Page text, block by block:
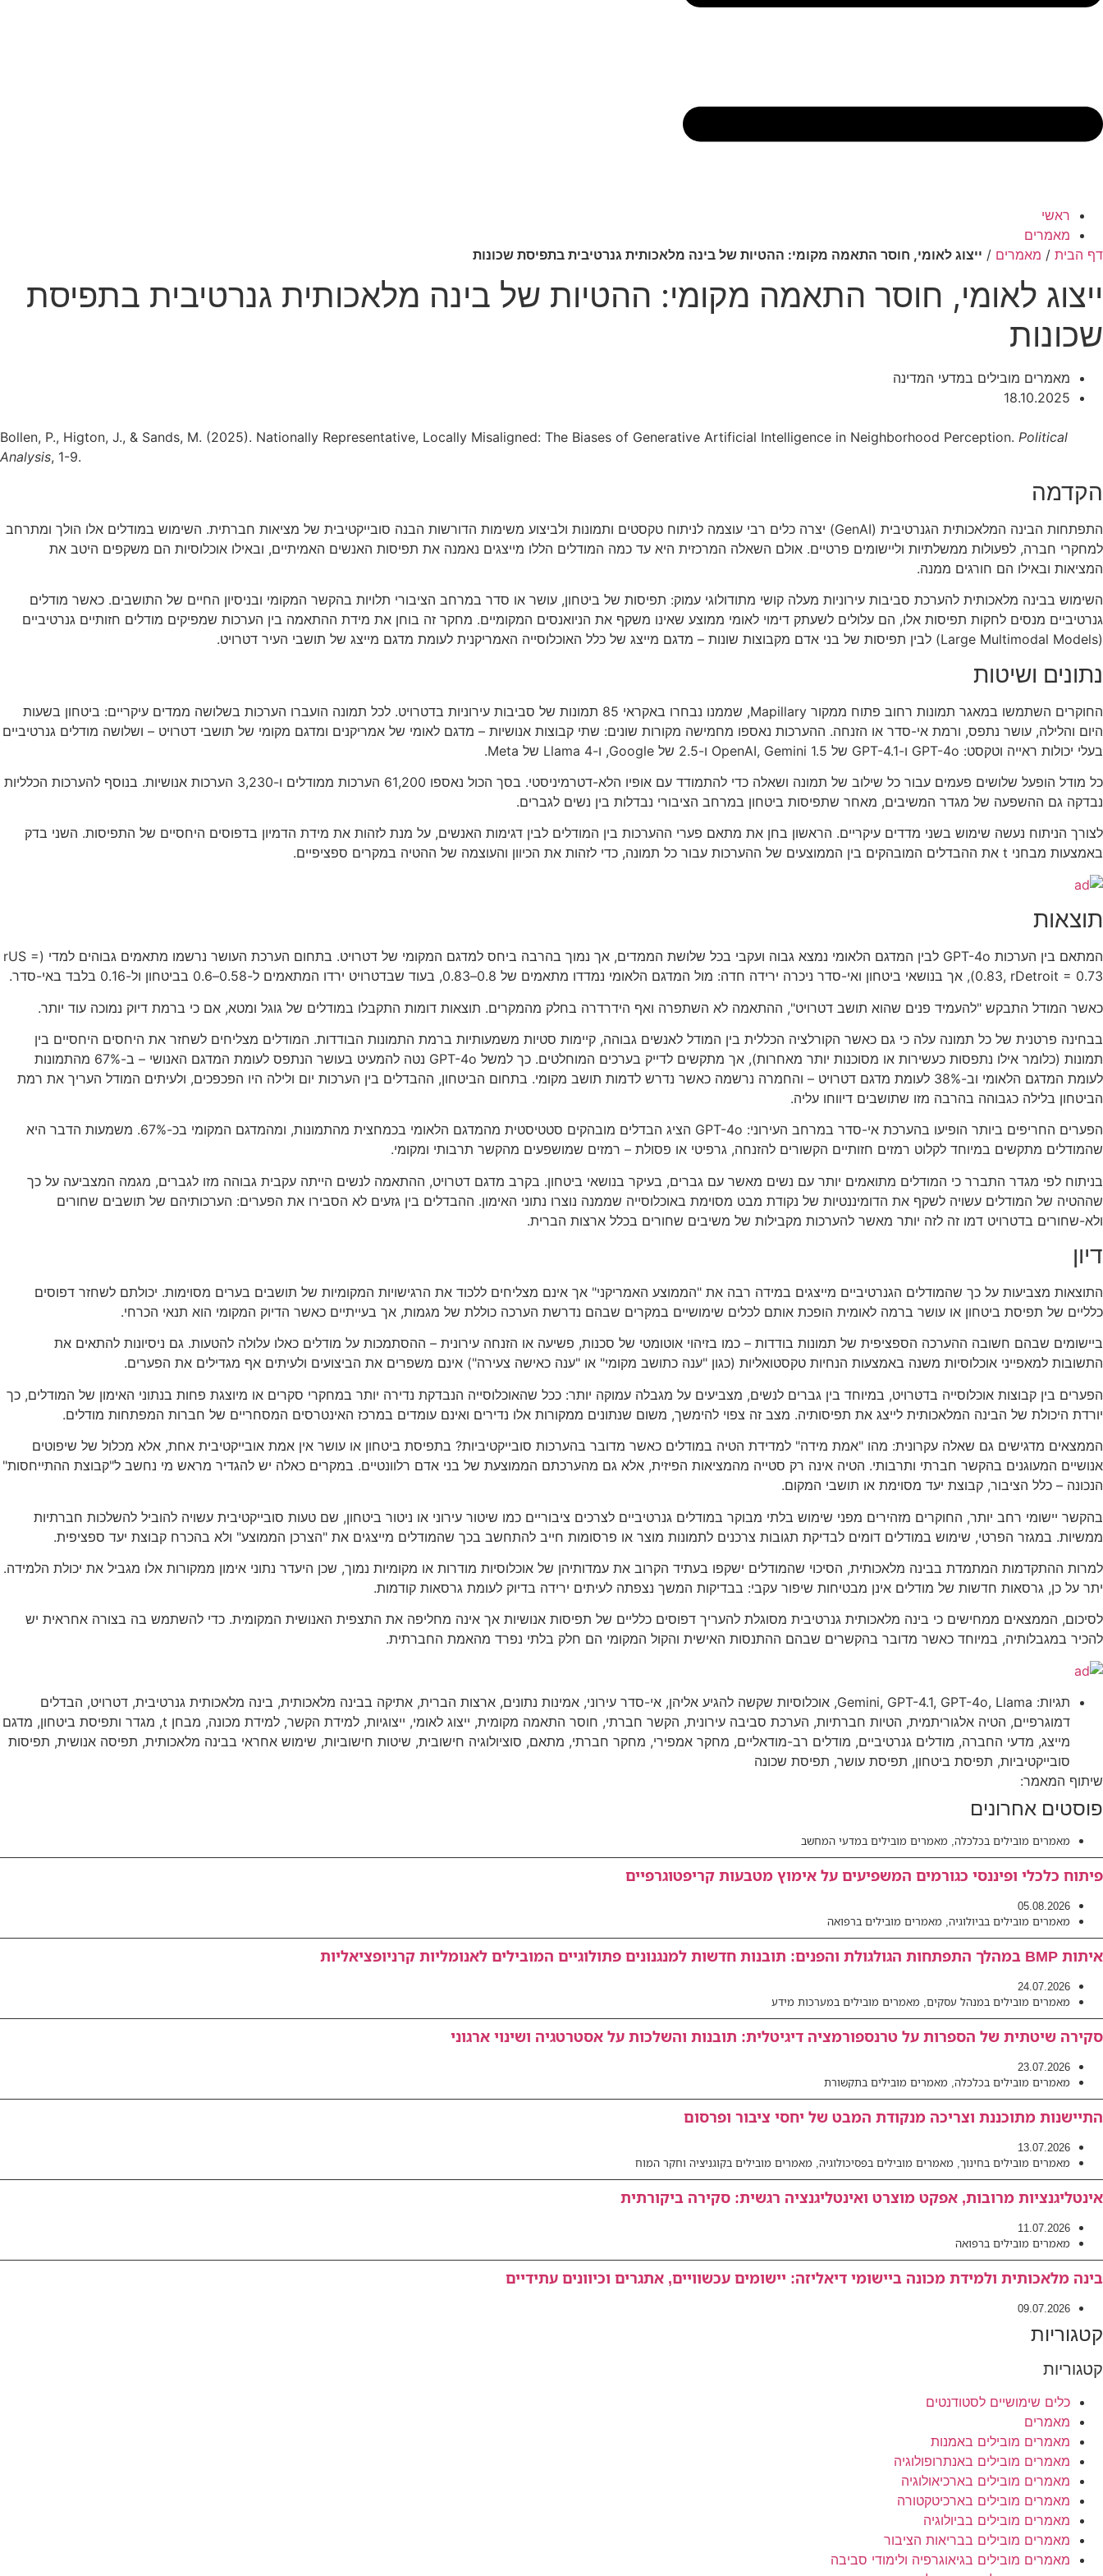
ראשי
מאמרים
דף הבית / מאמרים / ייצוג לאומי, חוסר התאמה מקומי: ההטיות של בינה מלאכותית גנרטיבית בתפיסת שכונות
ייצוג לאומי, חוסר התאמה מקומי: ההטיות של בינה מלאכותית גנרטיבית בתפיסת
שכונות
מאמרים מובילים במדעי המדינה
18.10.2025
Bollen, P., Higton, J., & Sands, M. (2025). Nationally Representative, Locally Misaligned: The Biases of Generative Artificial Intelligence in Neighborhood Perception. Political
Analysis, 1-9.
הקדמה
התפתחות הבינה המלאכותית הגנרטיבית (GenAI) יצרה כלים רבי עוצמה לניתוח טקסטים ותמונות ולביצוע משימות הדורשות הבנה סובייקטיבית של מציאות חברתית. השימוש במודלים אלו הולך ומתרחב
למחקרי חברה, לפעולות ממשלתיות וליישומים פרטיים. אולם השאלה המרכזית היא עד כמה המודלים הללו מייצגים נאמנה את תפיסות האנשים האמיתיים, ובאילו אוכלוסיות הם משקפים היטב את
המציאות ובאילו הם חורגים ממנה.
השימוש בבינה מלאכותית להערכת סביבות עירוניות מעלה קושי מתודולוגי עמוק: תפיסות של ביטחון, עושר או סדר במרחב הציבורי תלויות בהקשר המקומי ובניסיון החיים של התושבים. כאשר מודלים
גנרטיביים מנסים לחקות תפיסות אלו, הם עלולים לשעתק דימוי לאומי ממוצע שאינו משקף את הניואנסים המקומיים. מחקר זה בוחן את מידת ההתאמה בין הערכות שמפיקים מודלים חזותיים גנרטיביים
(Large Multimodal Models) לבין תפיסות של בני אדם מקבוצות שונות – מדגם מייצג של כלל האוכלוסייה האמריקנית לעומת מדגם מייצג של תושבי העיר דטרויט.
נתונים ושיטות
החוקרים השתמשו במאגר תמונות רחוב פתוח ממקור Mapillary, שממנו נבחרו באקראי 85 תמונות של סביבות עירוניות בדטרויט. לכל תמונה הועברו הערכות בשלושה ממדים עיקריים: ביטחון בשעות
היום והלילה, עושר נתפס, ורמת אי-סדר או הזנחה. ההערכות נאספו מחמישה מקורות שונים: שתי קבוצות אנושיות – מדגם לאומי של אמריקנים ומדגם מקומי של תושבי דטרויט – ושלושה מודלים גנרטיביים
בעלי יכולות ראייה וטקסט: GPT-4o ו-GPT-4.1 של OpenAI, Gemini 1.5 ו-2.5 של Google, ו-Llama 4 של Meta.
כל מודל הופעל שלושים פעמים עבור כל שילוב של תמונה ושאלה כדי להתמודד עם אופיו הלא-דטרמיניסטי. בסך הכול נאספו 61,200 הערכות ממודלים ו-3,230 הערכות אנושיות. בנוסף להערכות הכלליות
נבדקה גם ההשפעה של מגדר המשיבים, מאחר שתפיסות ביטחון במרחב הציבורי נבדלות בין נשים לגברים.
לצורך הניתוח נעשה שימוש בשני מדדים עיקריים. הראשון בחן את מתאם פערי ההערכות בין המודלים לבין דגימות האנשים, על מנת לזהות את מידת הדמיון בדפוסים היחסיים של התפיסות. השני בדק
באמצעות מבחני t את ההבדלים המובהקים בין הממוצעים של ההערכות עבור כל תמונה, כדי לזהות את הכיוון והעוצמה של ההטיה במקרים ספציפיים.
תוצאות
המתאם בין הערכות GPT-4o לבין המדגם הלאומי נמצא גבוה ועקבי בכל שלושת הממדים, אך נמוך בהרבה ביחס למדגם המקומי של דטרויט. בתחום הערכת העושר נרשמו מתאמים גבוהים למדי (rUS =
0.83, rDetroit = 0.73), אך בנושאי ביטחון ואי-סדר ניכרה ירידה חדה: מול המדגם הלאומי נמדדו מתאמים של 0.8–0.83, בעוד שבדטרויט ירדו המתאמים ל-0.58–0.6 בביטחון ול-0.16 בלבד באי-סדר.
כאשר המודל התבקש "להעמיד פנים שהוא תושב דטרויט", ההתאמה לא השתפרה ואף הידרדרה בחלק מהמקרים. תוצאות דומות התקבלו במודלים של גוגל ומטא, אם כי ברמת דיוק נמוכה עוד יותר.
בבחינה פרטנית של כל תמונה עלה כי גם כאשר הקורלציה הכללית בין המודל לאנשים גבוהה, קיימות סטיות משמעותיות ברמת התמונות הבודדות. המודלים מצליחים לשחזר את היחסים היחסיים בין
תמונות (כלומר אילו נתפסות כעשירות או מסוכנות יותר מאחרות), אך מתקשים לדייק בערכים המוחלטים. כך למשל GPT-4o נטה להמעיט בעושר הנתפס לעומת המדגם האנושי – ב-67% מהתמונות
לעומת המדגם הלאומי וב-38% לעומת מדגם דטרויט – והחמרה נרשמה כאשר נדרש לדמות תושב מקומי. בתחום הביטחון, ההבדלים בין הערכות יום ולילה היו הפכפכים, ולעיתים המודל העריך את רמת
הביטחון בלילה כגבוהה בהרבה מזו שתושבים דיווחו עליה.
הפערים החריפים ביותר הופיעו בהערכת אי-סדר במרחב העירוני: GPT-4o הציג הבדלים מובהקים סטטיסטית מהמדגם הלאומי בכמחצית מהתמונות, ומהמדגם המקומי בכ-67%. משמעות הדבר היא
שהמודלים מתקשים במיוחד לקלוט רמזים חזותיים הקשורים להזנחה, גרפיטי או פסולת – רמזים שמושפעים מהקשר תרבותי ומקומי.
בניתוח לפי מגדר התברר כי המודלים מתואמים יותר עם נשים מאשר עם גברים, בעיקר בנושאי ביטחון. בקרב מדגם דטרויט, ההתאמה לנשים הייתה עקבית גבוהה מזו לגברים, מגמה המצביעה על כך
שההטיה של המודלים עשויה לשקף את הדומיננטיות של נקודת מבט מסוימת באוכלוסייה שממנה נוצרו נתוני האימון. ההבדלים בין גזעים לא הסבירו את הפערים: הערכותיהם של תושבים שחורים
ולא-שחורים בדטרויט דמו זה לזה יותר מאשר להערכות מקבילות של משיבים שחורים בכלל ארצות הברית.
דיון
התוצאות מצביעות על כך שהמודלים הגנרטיביים מייצגים במידה רבה את "הממוצע האמריקני" אך אינם מצליחים ללכוד את הרגישויות המקומיות של תושבים בערים מסוימות. יכולתם לשחזר דפוסים
כלליים של תפיסת ביטחון או עושר ברמה לאומית הופכת אותם לכלים שימושיים במקרים שבהם נדרשת הערכה כוללת של מגמות, אך בעייתיים כאשר הדיוק המקומי הוא תנאי הכרחי.
ביישומים שבהם חשובה ההערכה הספציפית של תמונות בודדות – כמו בזיהוי אוטומטי של סכנות, פשיעה או הזנחה עירונית – ההסתמכות על מודלים כאלו עלולה להטעות. גם ניסיונות להתאים את
התשובות למאפייני אוכלוסיות משנה באמצעות הנחיות טקסטואליות (כגון "ענה כתושב מקומי" או "ענה כאישה צעירה") אינם משפרים את הביצועים ולעיתים אף מגדילים את הפערים.
הפערים בין קבוצות אוכלוסייה בדטרויט, במיוחד בין גברים לנשים, מצביעים על מגבלה עמוקה יותר: ככל שהאוכלוסייה הנבדקת נדירה יותר במחקרי סקרים או מיוצגת פחות בנתוני האימון של המודלים, כך
יורדת היכולת של הבינה המלאכותית לייצג את תפיסותיה. מצב זה צפוי להימשך, משום שנתונים ממקורות אלו נדירים ואינם עומדים במרכז האינטרסים המסחריים של חברות המפתחות מודלים.
הממצאים מדגישים גם שאלה עקרונית: מהו "אמת מידה" למדידת הטיה במודלים כאשר מדובר בהערכות סובייקטיביות? בתפיסת ביטחון או עושר אין אמת אובייקטיבית אחת, אלא מכלול של שיפוטים
אנושיים המעוגנים בהקשר חברתי ותרבותי. הטיה אינה רק סטייה מהמציאות הפיזית, אלא גם מהערכתם הממוצעת של בני אדם רלוונטיים. במקרים כאלה יש להגדיר מראש מי נחשב ל"קבוצת ההתייחסות"
הנכונה – כלל הציבור, קבוצת יעד מסוימת או תושבי המקום.
בהקשר יישומי רחב יותר, החוקרים מזהירים מפני שימוש בלתי מבוקר במודלים גנרטיביים לצרכים ציבוריים כמו שיטור עירוני או ניטור ביטחון, שם טעות סובייקטיבית עשויה להוביל להשלכות חברתיות
ממשיות. במגזר הפרטי, שימוש במודלים דומים לבדיקת תגובות צרכנים לתמונות מוצר או פרסומות חייב להתחשב בכך שהמודלים מייצגים את "הצרכן הממוצע" ולא בהכרח קבוצת יעד ספציפית.
למרות ההתקדמות המתמדת בבינה מלאכותית, הסיכוי שהמודלים ישקפו בעתיד הקרוב את עמדותיהן של אוכלוסיות מודרות או מקומיות נמוך, שכן היעדר נתוני אימון ממקורות אלו מגביל את יכולת הלמידה.
יתר על כן, גרסאות חדשות של מודלים אינן מבטיחות שיפור עקבי: בבדיקות המשך נצפתה לעיתים ירידה בדיוק לעומת גרסאות קודמות.
לסיכום, הממצאים ממחישים כי בינה מלאכותית גנרטיבית מסוגלת להעריך דפוסים כלליים של תפיסות אנושיות אך אינה מחליפה את התצפית האנושית המקומית. כדי להשתמש בה בצורה אחראית יש
להכיר במגבלותיה, במיוחד כאשר מדובר בהקשרים שבהם ההתנסות האישית והקול המקומי הם חלק בלתי נפרד מהאמת החברתית.
תגיות: Gemini, GPT-4.1, GPT-4o, Llama
, אוכלוסיות שקשה להגיע אליהן, אי-סדר עירוני, אמינות נתונים, ארצות הברית, אתיקה בבינה מלאכותית, בינה מלאכותית גנרטיבית, דטרויט, הבדלים
דמוגרפיים, הטיה אלגוריתמית, הטיות חברתיות, הערכת סביבה עירונית, הקשר חברתי, חוסר התאמה מקומית, ייצוג לאומי, ייצוגיות, למידת הקשר, למידת מכונה, מבחן t , מגדר ותפיסת ביטחון, מדגם
מייצג, מדעי החברה, מודלים גנרטיביים, מודלים רב-מודאליים, מחקר אמפירי, מחקר חברתי, מתאם, סוציולוגיה חישובית, שיטות חישוביות, שימוש אחראי בבינה מלאכותית, תפיסה אנושית, תפיסות
סובייקטיביות, תפיסת ביטחון, תפיסת עושר, תפיסת שכונה
שיתוף המאמר:
פוסטים אחרונים
מאמרים מובילים בכלכלה, מאמרים מובילים במדעי המחשב
פיתוח כלכלי ופיננסי כגורמים המשפיעים על אימוץ מטבעות קריפטוגרפיים
05.08.2026
מאמרים מובילים בביולוגיה, מאמרים מובילים ברפואה
איתות BMP במהלך התפתחות הגולגולת והפנים: תובנות חדשות למנגנונים פתולוגיים המובילים לאנומליות קרניופציאליות
24.07.2026
מאמרים מובילים במנהל עסקים, מאמרים מובילים במערכות מידע
סקירה שיטתית של הספרות על טרנספורמציה דיגיטלית: תובנות והשלכות על אסטרטגיה ושינוי ארגוני
23.07.2026
מאמרים מובילים בכלכלה, מאמרים מובילים בתקשורת
התיישנות מתוכננת וצריכה מנקודת המבט של יחסי ציבור ופרסום
13.07.2026
מאמרים מובילים בחינוך, מאמרים מובילים בפסיכולוגיה, מאמרים מובילים בקוגניציה וחקר המוח
אינטליגנציות מרובות, אפקט מוצרט ואינטליגנציה רגשית: סקירה ביקורתית
11.07.2026
מאמרים מובילים ברפואה
בינה מלאכותית ולמידת מכונה ביישומי דיאליזה: יישומים עכשוויים, אתגרים וכיוונים עתידיים
09.07.2026
קטגוריות
קטגוריות
כלים שימושיים לסטודנטים
מאמרים
מאמרים מובילים באמנות
מאמרים מובילים באנתרופולוגיה
מאמרים מובילים בארכיאולוגיה
מאמרים מובילים בארכיטקטורה
מאמרים מובילים בביולוגיה
מאמרים מובילים בבריאות הציבור
מאמרים מובילים בגיאוגרפיה ולימודי סביבה